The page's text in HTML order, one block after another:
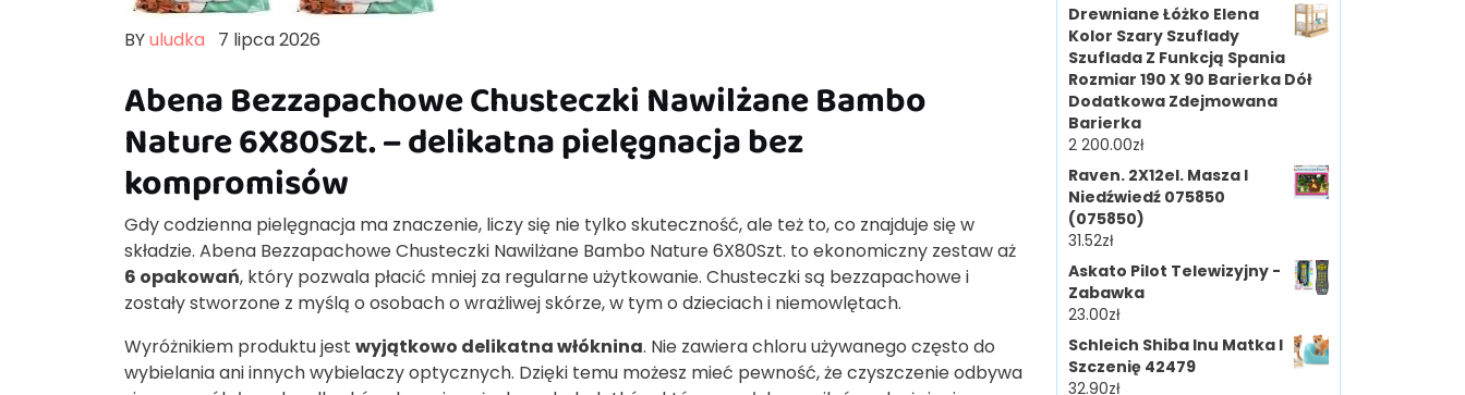
BYuludka 7 lipca 2026
Abena Bezzapachowe Chusteczki Nawilżane Bambo
Nature 6X80Szt. – delikatna pielęgnacja bez
kompromisów
Gdy codzienna pielęgnacja ma znaczenie, liczy się nie tylko skuteczność, ale też to, co znajduje się w
składzie. Abena Bezzapachowe Chusteczki Nawilżane Bambo Nature 6X80Szt. to ekonomiczny zestaw aż
6 opakowań, który pozwala płacić mniej za regularne użytkowanie. Chusteczki są bezzapachowe i
zostały stworzone z myślą o osobach o wrażliwej skórze, w tym o dzieciach i niemowlętach.
Wyróżnikiem produktu jest wyjątkowo delikatna włóknina. Nie zawiera chloru używanego często do
wybielania ani innych wybielaczy optycznych. Dzięki temu możesz mieć pewność, że czyszczenie odbywa
Drewniane Łóżko Elena
Kolor Szary Szuflady
Szuflada Z Funkcją Spania
Rozmiar 190 X 90 Barierka Dół
Dodatkowa Zdejmowana
Barierka
2 200.00zł
Raven. 2X12el. Masza I
Niedźwiedź 075850
(075850)
31.52zł
Askato Pilot Telewizyjny -
Zabawka
23.00zł
Schleich Shiba Inu Matka I
Szczenię 42479
32.90zł